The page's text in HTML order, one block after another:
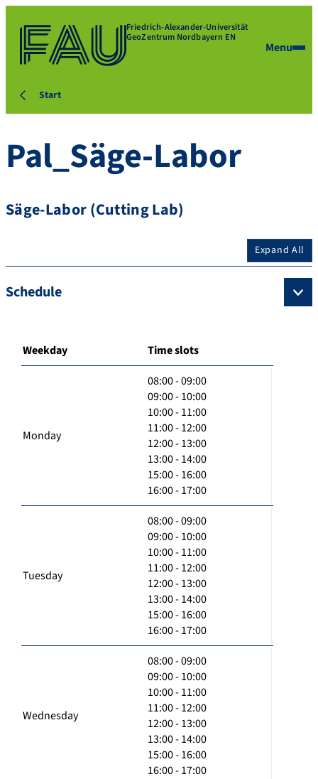
Friedrich-Alexander-Universität
GeoZentrum Nordbayern EN
Menu
Start
Pal_Säge-Labor
Säge-Labor (Cutting Lab)
Expand All
Schedule
Weekday Time slots
Monday
08:00 - 09:00
09:00 - 10:00
10:00 - 11:00
11:00 - 12:00
12:00 - 13:00
13:00 - 14:00
15:00 - 16:00
16:00 - 17:00
Tuesday
08:00 - 09:00
09:00 - 10:00
10:00 - 11:00
11:00 - 12:00
12:00 - 13:00
13:00 - 14:00
15:00 - 16:00
16:00 - 17:00
Wednesday
08:00 - 09:00
09:00 - 10:00
10:00 - 11:00
11:00 - 12:00
12:00 - 13:00
13:00 - 14:00
15:00 - 16:00
16:00 - 17:00